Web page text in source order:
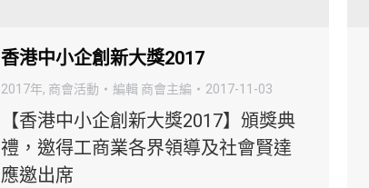
香港中小企創新大獎2017
2017年, 商會活動 編輯 商會主編 2017-11-03
【香港中小企創新大獎2017】頒獎典
禮，邀得工商業各界領導及社會賢達
應邀出席